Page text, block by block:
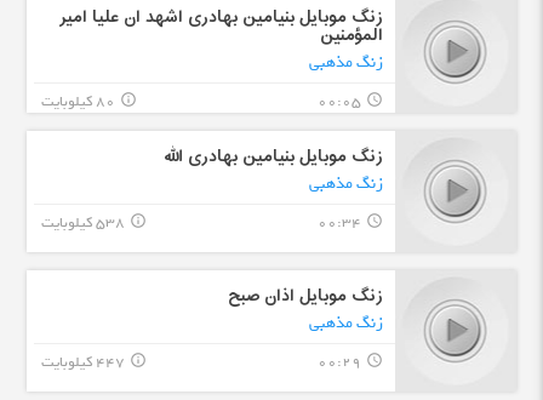
زنگ موبایل بنیامین بهادری اشهد ان عليا امير
المؤمنين
زنگ مذهبی
query_builder
00:05 80 کیلوبایت info_outline
زنگ موبایل بنیامین بهادری الله
زنگ مذهبی
query_builder
00:34 538 کیلوبایت info_outline
زنگ موبایل اذان صبح
زنگ مذهبی
query_builder
00:29 447 کیلوبایت info_outline